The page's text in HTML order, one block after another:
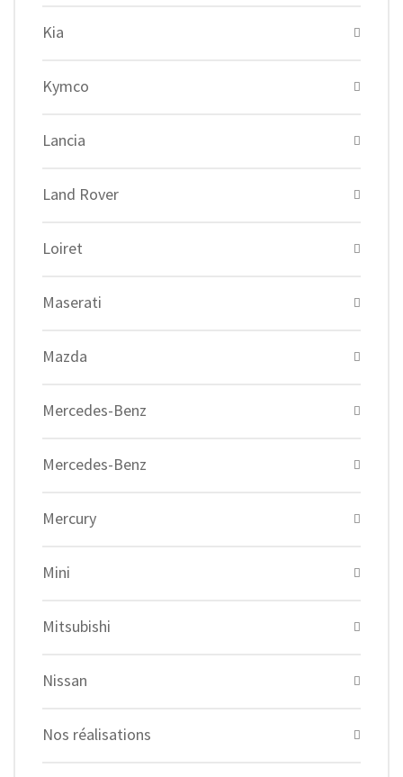
Kia
Kymco
Lancia
Land Rover
Loiret
Maserati
Mazda
Mercedes-Benz
Mercedes-Benz
Mercury
Mini
Mitsubishi
Nissan
Nos réalisations